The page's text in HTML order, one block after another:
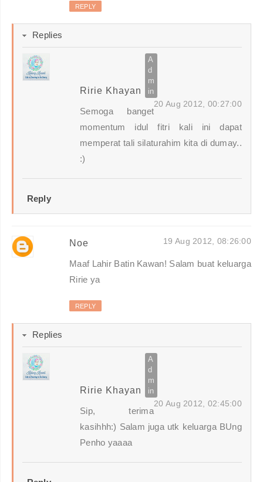
REPLY
Replies
Ririe Khayan
20 Aug 2012, 00:27:00
Semoga banget
momentum idul fitri kali ini dapat
memperat tali silaturahim kita di dumay..
:)
Reply
Noe 19 Aug 2012, 08:26:00
Maaf Lahir Batin Kawan! Salam buat keluarga
Ririe ya
REPLY
Replies
Ririe Khayan
20 Aug 2012, 02:45:00
Sip, terima
kasihhh:) Salam juga utk keluarga BUng
Penho yaaaa